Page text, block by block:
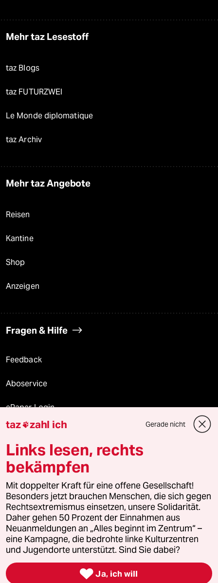
Mehr taz Lesestoff
taz Blogs
taz FUTURZWEI
Le Monde diplomatique
taz Archiv
Mehr taz Angebote
Reisen
Kantine
Shop
Anzeigen
Fragen & Hilfe
Feedback
Aboservice
ePaper Login
Downloads für Abonnierende
© 2026 taz Verlags und Vertriebs GmbH
Alle Rechte vorbehalten. Bei rechtlichen Fragen oder für Genehmigungen
wenden Sie sich bitte an lizenzen@taz.de
Feedback Redaktionsstatut Kommune-Richtlinien
Leitlinie Informant Datenschutz Impressum AGB
Seitenwende Einwilligungen widerrufen (Ads)
taz zahl ich Gerade nicht
Links lesen, rechts
bekämpfen
Mit doppelter Kraft für eine offene Gesellschaft!
Besonders jetzt brauchen Menschen, die sich gegen
Rechtsextremismus einsetzen, unsere Solidarität.
Daher gehen 50 Prozent der Einnahmen aus
Neuanmeldungen an „Alles beginnt im Zentrum“ –
eine Kampagne, die bedrohte linke Kulturzentren
und Jugendorte unterstützt. Sind Sie dabei?
 Ja, ich will